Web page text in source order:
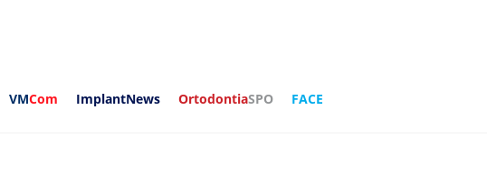
VMCom ImplantNews OrtodontiaSPO FACE